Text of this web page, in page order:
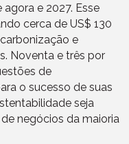
e 2027. Esse
cerca de US$ 130
e
Noventa e três por
de
o sucesso de suas
seja
negócios da maioria